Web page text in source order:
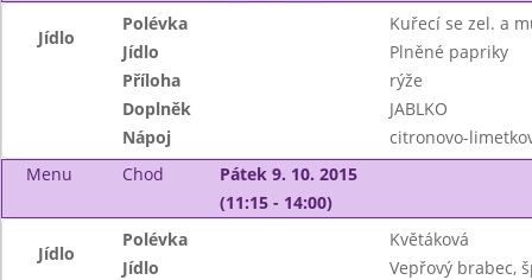
Jídlo
Polévka
Kuřecí se zel. a
Jídlo
Plněné papriky
Příloha
rýže
Doplněk
JABLKO
Nápoj
citronovo-
Menu
Chod
Pátek 9. 10. 2015
(11:15 - 14:00)
Jídlo
Polévka
Květáková
Jídlo
Vepřový brabec,